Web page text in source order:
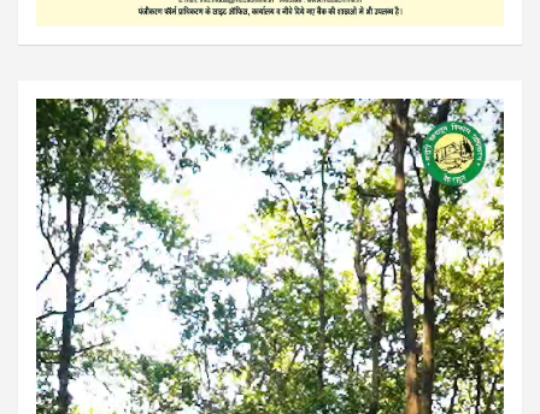
Video
Player